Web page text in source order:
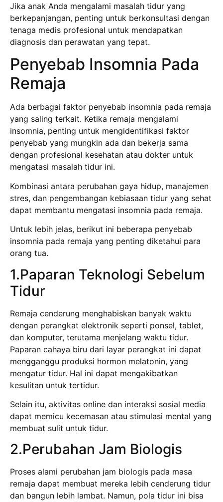
Jika anak Anda mengalami masalah tidur yang
berkepanjangan, penting untuk berkonsultasi dengan
tenaga medis profesional untuk mendapatkan
diagnosis dan perawatan yang tepat.
Penyebab Insomnia Pada
Remaja
Ada berbagai faktor penyebab insomnia pada remaja
yang saling terkait. Ketika remaja mengalami
insomnia, penting untuk mengidentifikasi faktor
penyebab yang mungkin ada dan bekerja sama
dengan profesional kesehatan atau dokter untuk
mengatasi masalah tidur ini.
Kombinasi antara perubahan gaya hidup, manajemen
stres, dan pengembangan kebiasaan tidur yang sehat
dapat membantu mengatasi insomnia pada remaja.
Untuk lebih jelas, berikut ini beberapa penyebab
insomnia pada remaja yang penting diketahui para
orang tua.
1.Paparan Teknologi Sebelum
Tidur
Remaja cenderung menghabiskan banyak waktu
dengan perangkat elektronik seperti ponsel, tablet,
dan komputer, terutama menjelang waktu tidur.
Paparan cahaya biru dari layar perangkat ini dapat
mengganggu produksi hormon melatonin, yang
mengatur tidur. Hal ini dapat mengakibatkan
kesulitan untuk tertidur.
Selain itu, aktivitas online dan interaksi sosial media
dapat memicu kecemasan atau stimulasi mental yang
membuat sulit untuk tidur.
2.Perubahan Jam Biologis
Proses alami perubahan jam biologis pada masa
remaja dapat membuat mereka lebih cenderung tidur
dan bangun lebih lambat. Namun, pola tidur ini bisa